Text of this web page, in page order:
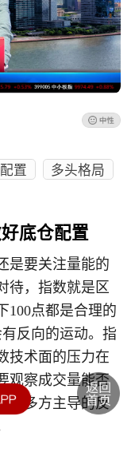
置
多头格局
底仓配置
是要关注量能的
待，指数就是区
100点都是合理的
反向的运动。指
技术面的压力在
观察成交量能否
于多方主导的反